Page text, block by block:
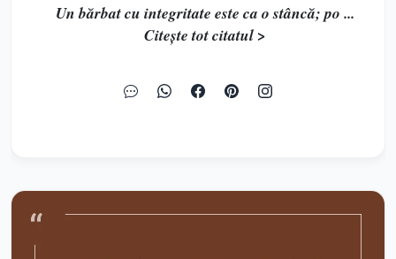
Un bărbat cu integritate este ca o stâncă; po ...
Citește tot citatul >